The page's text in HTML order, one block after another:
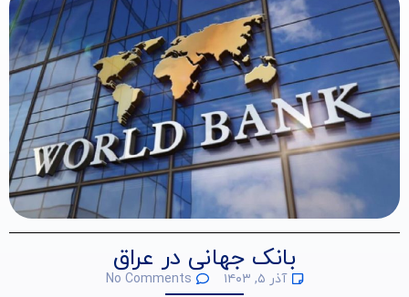
بانک جهانی در عراق
آذر ۵, ۱۴۰۳ No Comments